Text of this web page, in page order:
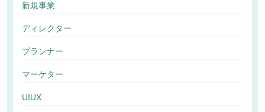
新規事業
ディレクター
プランナー
マーケター
UIUX